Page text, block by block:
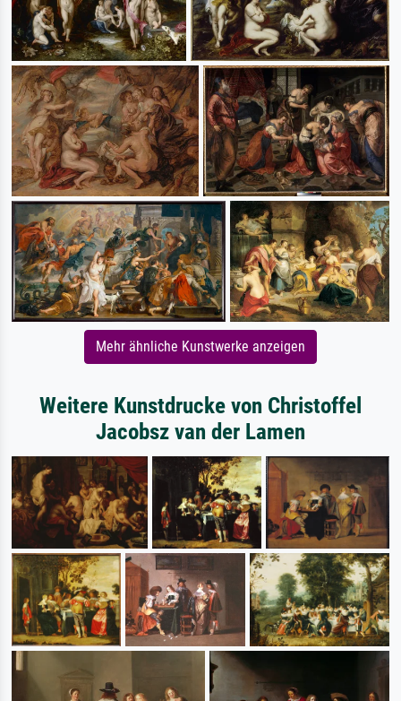
Mehr ähnliche Kunstwerke anzeigen
Weitere Kunstdrucke von Christoffel
Jacobsz van der Lamen